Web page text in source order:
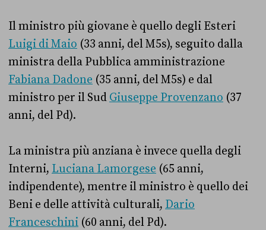
Il ministro più giovane è quello degli Esteri
Luigi di Maio (33 anni, del M5s), seguito dalla
ministra della Pubblica amministrazione
Fabiana Dadone (35 anni, del M5s) e dal
ministro per il Sud Giuseppe Provenzano (37
anni, del Pd).
La ministra più anziana è invece quella degli
Interni, Luciana Lamorgese (65 anni,
indipendente), mentre il ministro è quello dei
Beni e delle attività culturali, Dario
Franceschini (60 anni, del Pd).